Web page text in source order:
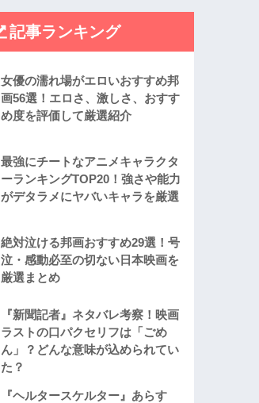
記事ランキング
女優の濡れ場がエロいおすすめ邦
画56選！エロさ、激しさ、おすす
め度を評価して厳選紹介
最強にチートなアニメキャラクタ
ーランキングTOP20！強さや能力
がデタラメにヤバいキャラを厳選
絶対泣ける邦画おすすめ29選！号
泣・感動必至の切ない日本映画を
厳選まとめ
『新聞記者』ネタバレ考察！映画
ラストの口パクセリフは「ごめ
ん」？どんな意味が込められてい
た？
『ヘルタースケルター』あらす